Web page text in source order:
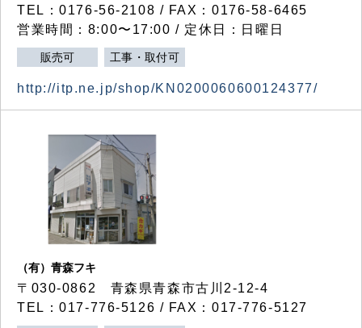
TEL：0176-56-2108 / FAX：0176-58-6465
営業時間：8:00〜17:00 / 定休日：日曜日
販売可 工事・取付可
http://itp.ne.jp/shop/KN0200060600124377/
（有）青森フキ
〒030-0862 青森県青森市古川2-12-4
TEL：017-776-5126 / FAX：017-776-5127